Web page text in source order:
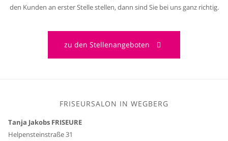
den Kunden an erster Stelle stellen, dann sind Sie bei uns ganz richtig.
zu den Stellenangeboten
FRISEURSALON IN WEGBERG
Tanja Jakobs FRISEURE
Helpensteinstraße 31